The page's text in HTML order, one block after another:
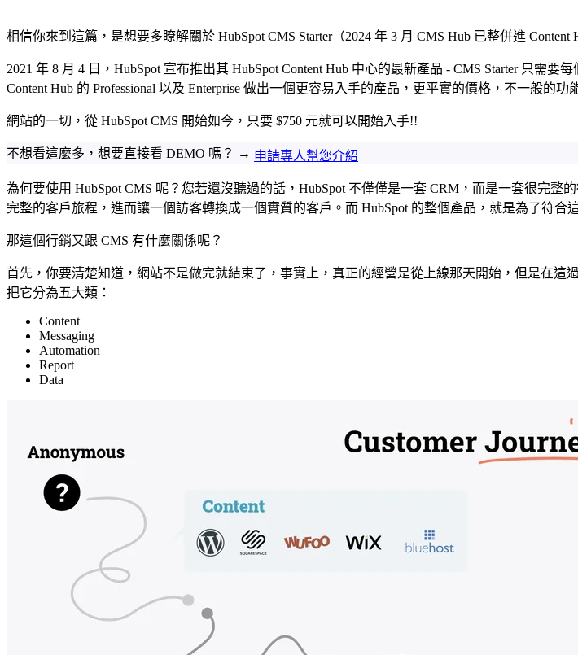
行銷
主機代管與維護
HubSpot Content Hub Starter 的最佳案例演示
產品概念測試
行銷資源型的網站
HubSpot Content Hub Starter 會有什麼樣的功能限制？
功能
限制
我適合 HubSpot Content Hub Starter 嗎？
你可能會喜歡
相信你來到這篇，是想要多瞭解關於 HubSpot CMS Starter（2024 年 3 月 CMS Hub 已整併進
2021 年 8 月 4 日，HubSpot 宣布推出其 HubSpot Content Hub 中心的最新產品 - CMS Starter 只需
Content Hub 的 Professional 以及 Enterprise 做出一個更容易入手的產品，更平實的價格，不一般的
網站的一切，從 HubSpot CMS 開始如今，只要 $750 元就可以開始入手!!
不想看這麼多，想要直接看 DEMO 嗎？ → 申請專人幫您介紹
為何要使用 HubSpot CMS 呢？您若還沒聽過的話，HubSpot 不僅僅是一套 CRM，而是一套很完整
完整的客戶旅程，進而讓一個訪客轉換成一個實質的客戶。而 HubSpot 的整個產品，就是為了符合
那這個行銷又跟 CMS 有什麼關係呢？
首先，你要清楚知道，網站不是做完就結束了，事實上，真正的經營是從上線那天開始，但是在
把它分為五大類：
Content
Messaging
Automation
Report
Data